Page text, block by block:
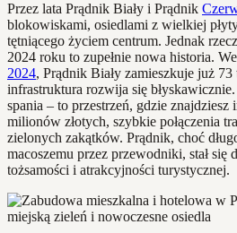
Przez lata Prądnik Biały i Prądnik
blokowiskami, osiedlami z wielkiej
tętniącego życiem centrum. Jednak
2024 roku to zupełnie nowa historia.
2024, Prądnik Biały zamieszkuje już 73
infrastruktura rozwija się
spania – to przestrzeń, gdzie znajdziesz
milionów złotych, szybkie połączenia
zielonych zakątków. Prądnik, choć
macoszemu przez przewodniki, stał się
tożsamości i atrakcyjności turystycznej.